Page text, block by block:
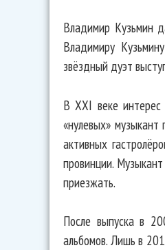
Владимир Кузьмин
Владимиру
звёздный дуэт
В XXI веке интерес
«нулевых»
активных
провинции.
приезжать.
После выпуска в
альбомов. Лишь в